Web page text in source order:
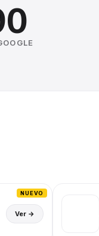
NUEVO
Ver →